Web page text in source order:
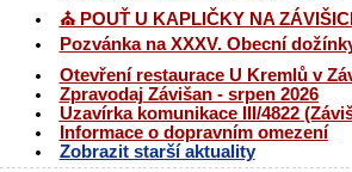
⛪ POUŤ U KAPLIČKY NA
Pozvánka na XXXV. Obecní
Otevření restaurace U Kremlů v
Zpravodaj Závišan - srpen 2026
Uzavírka komunikace III/4822
Informace o dopravním omezení
Zobrazit starší aktuality